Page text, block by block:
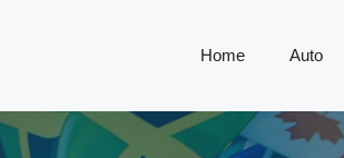
Home Auto